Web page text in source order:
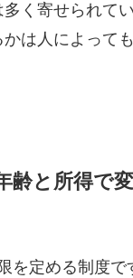
く寄せられて
は人によって
齢と所得で
を定める制度